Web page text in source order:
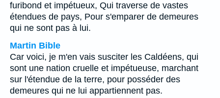
furibond et impétueux, Qui traverse de vastes
étendues de pays, Pour s'emparer de demeures
qui ne sont pas à lui.
Martin Bible
Car voici, je m'en vais susciter les Caldéens, qui
sont une nation cruelle et impétueuse, marchant
sur l'étendue de la terre, pour posséder des
demeures qui ne lui appartiennent pas.